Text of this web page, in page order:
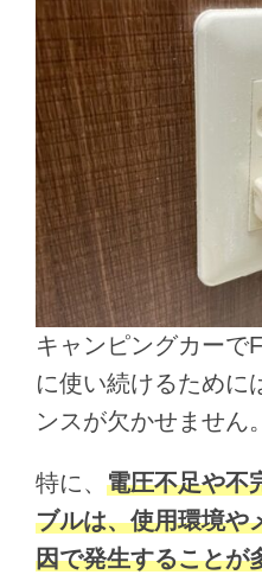
キャンピングカーで
に使い続けるために
ンスが欠かせません。
特に、 電圧不足や不
ブルは、使用環境や
因で発生することが